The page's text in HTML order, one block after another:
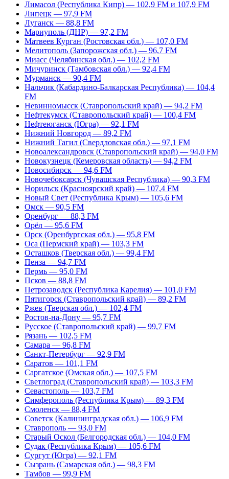
Лимасол (Республика Кипр) — 102,9 FM и 107,9 FM
Липецк — 97,9 FM
Луганск — 88,8 FM
Мариуполь (ДНР) — 97,2 FM
Матвеев Курган (Ростовская обл.) — 107,0 FM
Мелитополь (Запорожская обл.) — 96,7 FM
Миасс (Челябинская обл.) — 102,2 FM
Мичуринск (Тамбовская обл.) — 92,4 FM
Мурманск — 90,4 FM
Нальчик (Кабардино-Балкарская Республика) — 104,4
FM
Невинномысск (Ставропольский край) — 94,2 FM
Нефтекумск (Ставропольский край) — 100,4 FM
Нефтеюганск (Югра) — 92,1 FM
Нижний Новгород — 89,2 FM
Нижний Тагил (Свердловская обл.) — 97,1 FM
Новоалександровск (Ставропольский край) — 94,0 FM
Новокузнецк (Кемеровская область) — 94,2 FM
Новосибирск — 94,6 FM
Новочебоксарск (Чувашская Республика) — 90,3 FM
Норильск (Красноярский край) — 107,4 FM
Новый Свет (Республика Крым) — 105,6 FM
Омск — 90,5 FM
Оренбург — 88,3 FM
Орёл — 95,6 FM
Орск (Оренбургская обл.) — 95,8 FM
Оса (Пермский край) — 103,3 FM
Осташков (Тверская обл.) — 99,4 FM
Пенза — 94,7 FM
Пермь — 95,0 FM
Псков — 88,8 FM
Петрозаводск (Республика Карелия) — 101,0 FM
Пятигорск (Ставропольский край) — 89,2 FM
Ржев (Тверская обл.) — 102,4 FM
Ростов-на-Дону — 95,7 FM
Русское (Ставропольский край) — 99,7 FM
Рязань — 102,5 FM
Самара — 96,8 FM
Санкт-Петербург — 92,9 FM
Саратов — 101,1 FM
Саргатское (Омская обл.) — 107,5 FM
Светлоград (Ставропольский край) — 103,3 FM
Севастополь — 103,7 FM
Симферополь (Республика Крым) — 89,3 FM
Смоленск — 88,4 FM
Советск (Калининградская обл.) — 106,9 FM
Ставрополь — 93,0 FM
Старый Оскол (Белгородская обл.) — 104,0 FM
Судак (Республика Крым) — 105,6 FM
Сургут (Югра) — 92,1 FM
Сызрань (Самарская обл.) — 98,3 FM
Тамбов — 99,9 FM